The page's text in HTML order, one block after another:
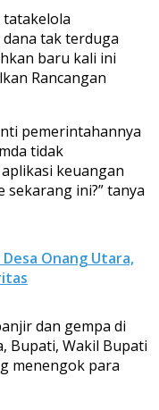
tak terduga
baru kali ini
Rancangan
pemerintahannya
tidak
keuangan
sekarang ini?” tanya
Onang Utara,
dan gempa di
Bupati, Wakil Bupati
menengok para